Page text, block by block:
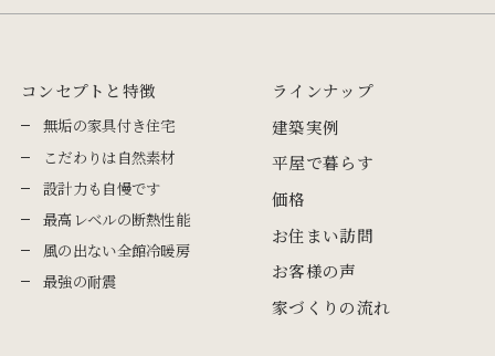
コンセプトと特徴
無垢の家具付き住宅
こだわりは自然素材
設計力も自慢です
最高レベルの断熱性能
風の出ない全館冷暖房
最強の耐震
ラインナップ
建築実例
平屋で暮らす
価格
お住まい訪問
お客様の声
家づくりの流れ